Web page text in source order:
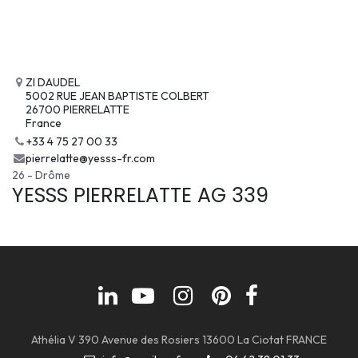
ZI DAUDEL
5002 RUE JEAN BAPTISTE COLBERT
26700 PIERRELATTE
France
+33 4 75 27 00 33
pierrelatte@yesss-fr.com
26 - Drôme
YESSS PIERRELATTE AG 339
Athélia V 390 Avenue des Rosiers 13600 La Ciotat FRANCE